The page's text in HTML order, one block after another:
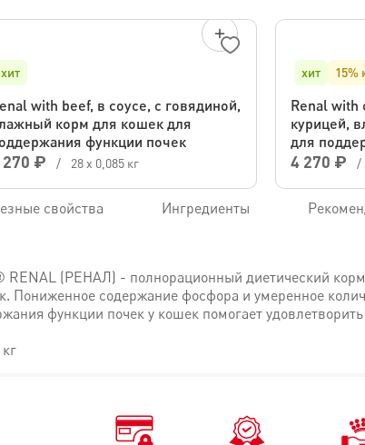
хит
with beef, в соусе, с говядиной,
корм для кошек для
функции почек
270 ₽ / 28 х 0,085 кг
хит 15%
Renal with
курицей,
для
4 270 ₽ /
свойства Ингредиенты
RENAL (РЕНАЛ) - полнорационный диетический
Пониженное содержание фосфора и умеренное
функции почек у кошек помогает